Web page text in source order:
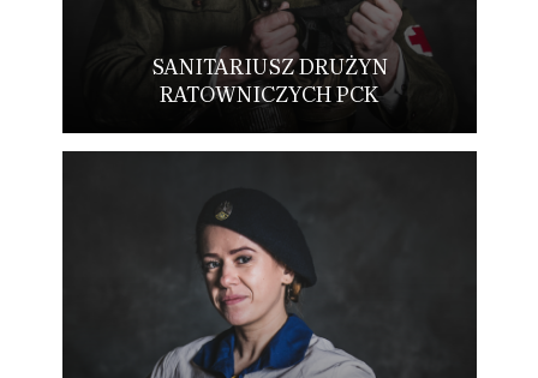
SANITARIUSZ DRUŻYN
RATOWNICZYCH PCK